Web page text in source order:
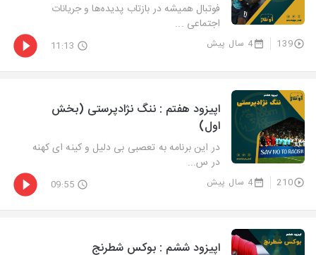
فوتبال همیشه در بازتاب پدیده‌ها و جریانات
اجتماعی ...
139 4 سال پیش 11:13
اپیزود هفتم : ننگ نژادپرستی (بخش
اول)
در این برنامه به تعصبی بی دلیل و کینه ای کهنه
در س...
210 4 سال پیش 09:55
اپیزود ششم : بوکس شطرنج